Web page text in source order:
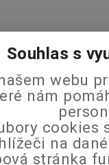
Souhlas s
webu
nám
cookies
na
stránka